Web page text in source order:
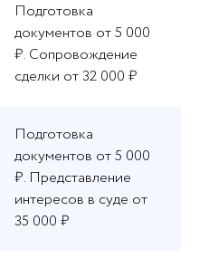
Подготовка
документов от 5 000
₽. Сопровождение
сделки от 32 000 ₽
Подготовка
документов от 5 000
₽. Представление
интересов в суде от
35 000 ₽